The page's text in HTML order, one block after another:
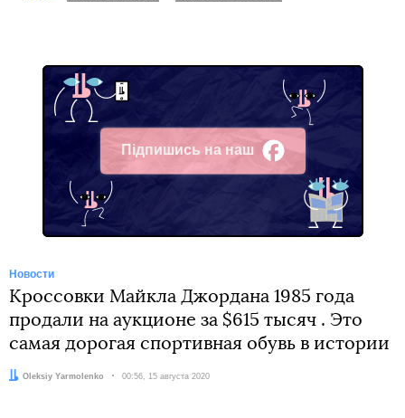
Підпишись на наш
Facebook
Новости
Кроссовки Майкла Джордана 1985 года
продали на аукционе за $615 тысяч . Это
самая дорогая спортивная обувь в истории
Автор:
Oleksiy Yarmolenko Дата:
00:56, 15 августа 2020